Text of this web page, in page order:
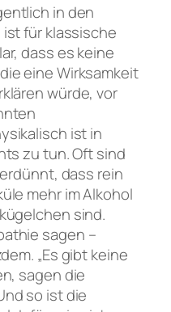
in den
für klassische
dass es keine
eine Wirksamkeit
würde, vor
ist in
zu tun. Oft sind
dass rein
mehr im Alkohol
sind.
sagen –
„Es gibt keine
sagen die
so ist die